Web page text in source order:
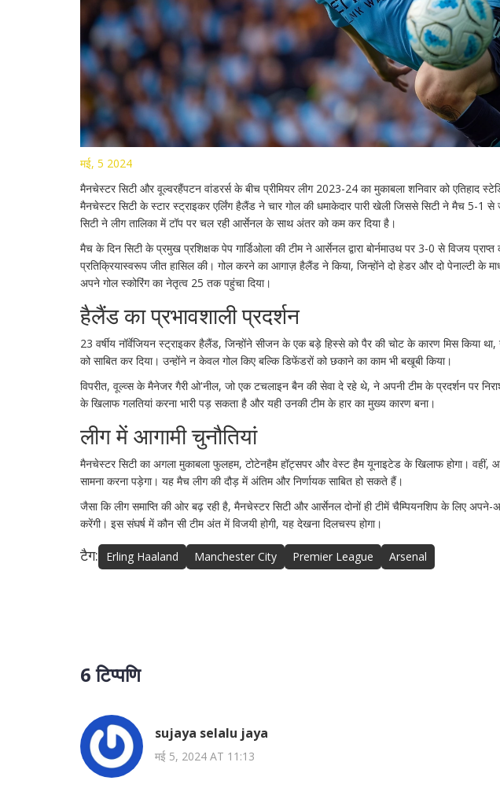
मई, 5 2024
मैनचेस्टर सिटी और वूल्वरहैंपटन वांडरर्स के बीच प्रीमियर लीग 2023-24 का मुकाबला शनिवार को एतिहाद
मैनचेस्टर सिटी के स्टार स्ट्राइकर एर्लिंग हैलैंड ने चार गोल की धमाकेदार पारी खेली जिससे सिटी ने मैच 5-
सिटी ने लीग तालिका में टॉप पर चल रही आर्सेनल के साथ अंतर को कम कर दिया है।
मैच के दिन सिटी के प्रमुख प्रशिक्षक पेप गार्डिओला की टीम ने आर्सेनल द्वारा बोर्नमाउथ पर 3-0 से विजय
प्रतिक्रियास्वरूप जीत हासिल की। गोल करने का आगाज़ हैलैंड ने किया, जिन्होंने दो हेडर और दो पेनाल्टी के
अपने गोल स्कोरिंग का नेतृत्व 25 तक पहुंचा दिया।
हैलैंड का प्रभावशाली प्रदर्शन
23 वर्षीय नॉर्वेजियन स्ट्राइकर हैलैंड, जिन्होंने सीजन के एक बड़े हिस्से को पैर की चोट के कारण मिस किया
को साबित कर दिया। उन्होंने न केवल गोल किए बल्कि डिफेंडरों को छकाने का काम भी बखूबी किया।
विपरीत, वूल्व्स के मैनेजर गैरी ओ'नील, जो एक टचलाइन बैन की सेवा दे रहे थे, ने अपनी टीम के प्रदर्शन पर
के खिलाफ गलतियां करना भारी पड़ सकता है और यही उनकी टीम के हार का मुख्य कारण बना।
लीग में आगामी चुनौतियां
मैनचेस्टर सिटी का अगला मुकाबला फुलहम, टोटेनहैम हॉट्सपर और वेस्ट हैम यूनाइटेड के खिलाफ होगा। वहीं,
सामना करना पड़ेगा। यह मैच लीग की दौड़ में अंतिम और निर्णायक साबित हो सकते हैं।
जैसा कि लीग समाप्ति की ओर बढ़ रही है, मैनचेस्टर सिटी और आर्सेनल दोनों ही टीमें चैम्पियनशिप के लिए
करेंगी। इस संघर्ष में कौन सी टीम अंत में विजयी होगी, यह देखना दिलचस्प होगा।
टैग: Erling Haaland Manchester City Premier League Arsenal
6 टिप्पणि
sujaya selalu jaya
मई 5, 2024 AT 11:13